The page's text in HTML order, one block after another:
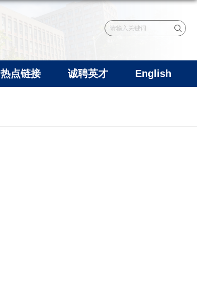
热点链接 诚聘英才 English